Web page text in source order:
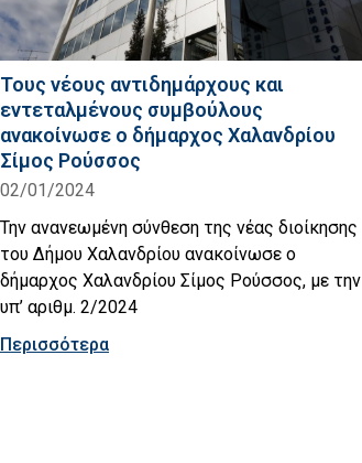
Τους νέους αντιδημάρχους και
εντεταλμένους συμβούλους
ανακοίνωσε ο δήμαρχος Χαλανδρίου
Σίμος Ρούσσος
02/01/2024
Την ανανεωμένη σύνθεση της νέας διοίκησης
του Δήμου Χαλανδρίου ανακοίνωσε ο
δήμαρχος Χαλανδρίου Σίμος Ρούσσος, με την
υπ’ αριθμ. 2/2024
Περισσότερα